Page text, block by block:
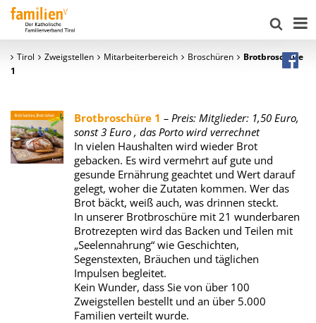
Tirol Zweigstellen Mitarbeiterbereich Broschüren
Brotbroschüre
1
Brotbroschüre 1 – Preis: Mitglieder: 1,50 Euro,
sonst 3 Euro , das Porto wird verrechnet
In vielen Haushalten wird wieder Brot
gebacken. Es wird vermehrt auf gute und
gesunde Ernährung geachtet und Wert darauf
gelegt, woher die Zutaten kommen. Wer das
Brot bäckt, weiß auch, was drinnen steckt.
In unserer Brotbroschüre mit 21 wunderbaren
Brotrezepten wird das Backen und Teilen mit
„Seelennahrung“ wie Geschichten,
Segenstexten, Bräuchen und täglichen
Impulsen begleitet.
Kein Wunder, dass Sie von über 100
Zweigstellen bestellt und an über 5.000
Familien verteilt wurde.